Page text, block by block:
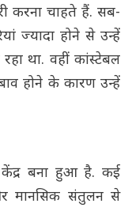
करना चाहते हैं. सब-
ज्यादा होने से उन्हें
था. वहीं कांस्टेबल
होने के कारण उन्हें
केंद्र बना हुआ है. कई
मानसिक संतुलन से